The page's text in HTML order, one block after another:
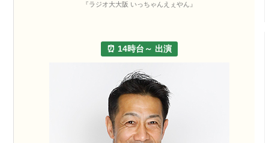
『ラジオ大大阪 いっちゃんえぇやん』
⏰ 14時台～ 出演